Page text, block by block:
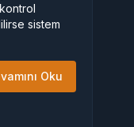
sistem
Oku